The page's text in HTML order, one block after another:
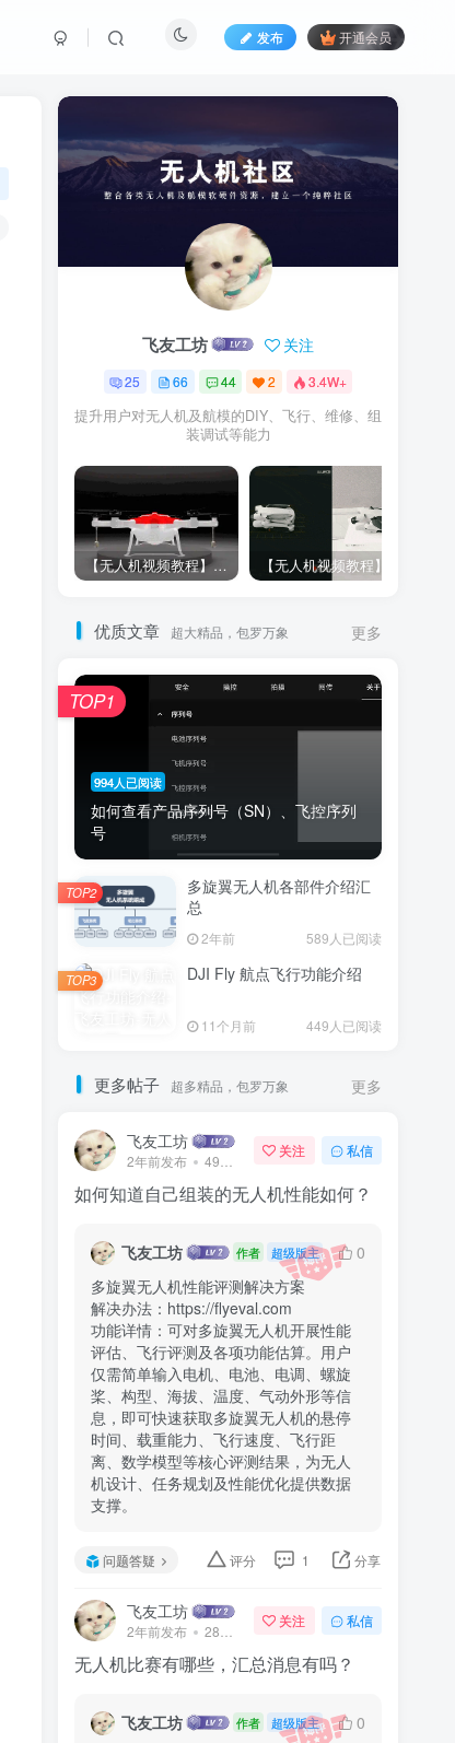
发布 开通会员
飞友工坊 关注
25 66 44 2 3.4W+
提升用户对无人机及航模的DIY、飞行、维修、组
装调试等能力
【无人机视频教程】Pixhawk飞控外接模块使用操作
优质文章 超大精品，包罗万象 更多
994人已阅读
如何查看产品序列号（SN）、飞控序列
号
TOP1
多旋翼无人机各部件介绍汇
总
2年前 589人已阅读
TOP2
DJI Fly 航点飞行功能介绍
11个月前 449人已阅读
TOP3
更多帖子 超多精品，包罗万象 更多
飞友工坊
2年前发布 49次阅读
关注 私信
如何知道自己组装的无人机性能如何？
飞友工坊 作者 超级版主
0
多旋翼无人机性能评测解决方案
解决办法：https://flyeval.com
功能详情：可对多旋翼无人机开展性能
评估、飞行评测及各项功能估算。用户
仅需简单输入电机、电池、电调、螺旋
桨、构型、海拔、温度、气动外形等信
息，即可快速获取多旋翼无人机的悬停
时间、载重能力、飞行速度、飞行距
离、数学模型等核心评测结果，为无人
机设计、任务规划及性能优化提供数据
支撑。
问题答疑 评分 1 分享
飞友工坊
2年前发布 28次阅读
关注 私信
无人机比赛有哪些，汇总消息有吗？
飞友工坊 作者 超级版主
0